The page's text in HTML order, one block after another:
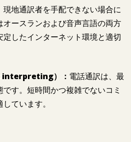
地通訳者を手配できない場合に
ースランおよび音声言語の両方
したインターネット環境と適切
interpreting）： 電話通訳は、最
す。短時間かつ複雑でないコミ
ています。